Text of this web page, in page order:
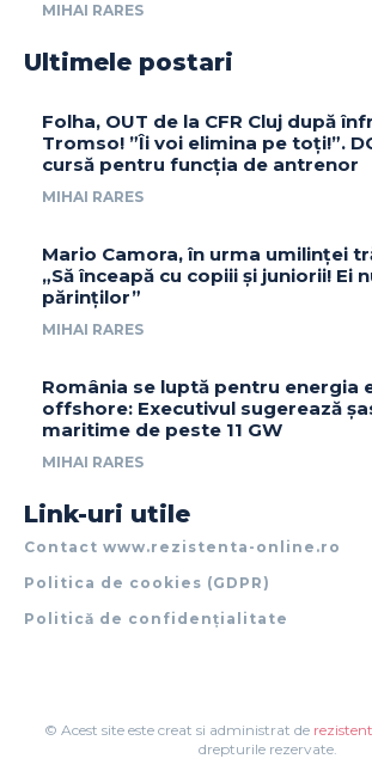
MIHAI RARES
Ultimele postari
Folha, OUT de la CFR Cluj după
Tromso! ”Îi voi elimina pe toți!”.
cursă pentru funcția de antrenor
MIHAI RARES
Mario Camora, în urma umilinței
„Să înceapă cu copiii și juniorii! Ei
părinților”
MIHAI RARES
România se luptă pentru energia
offshore: Executivul sugerează
maritime de peste 11 GW
MIHAI RARES
Link-uri utile
Contact www.rezistenta-online.ro
Politica de cookies (GDPR)
Politică de confidențialitate
© Acest site este creat si administrat de
drepturile rezervate.